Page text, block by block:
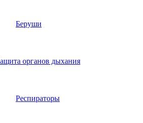
Беруши
органов дыхания
Респираторы